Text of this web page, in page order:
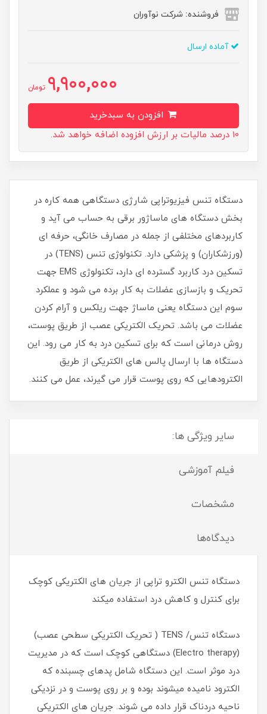
فروشنده: شرکت نوآوران
آماده ارسال
9,900,000 تومان
10 درصد مالیات بر ارزش افزوده اضافه خواهد شد.
دستگاه تنس فیزیوتراپی شارژی دستگاهی همه کاره در
بخش دستگاه های ماساژور برقی به حساب می آید و
کاربردهای مختلفی از جمله در مصارف خانگی، حرفه ای
(ورزشکاران) و پزشکی دارد. تکنولوژی تنس (TENS) در
تسکین درد کاربرد گسترده ای دارد، تکنولوژی EMS جهت
تحریک و بازسازی عضلات به کار برده می شود و عملکرد
سوم این دستگاه یعنی ماساژ جهت ریلکس و آرام کردن
عضلات می باشد. تحریک الکتریکی عصب از طریق پوست،
روش درمانی است که برای تسکین درد به کار می‌ رود. این
دستگاه‌ ها با ارسال پالس‌ های الکتریکی از طریق
الکترودهایی که روی پوست قرار می‌ گیرند، عمل می‌ کنند.
سایر ویژگی ها:
فیلم آموزشی
مشخصات
دیدگاه‌ها
دستگاه تنس الکترو تراپی از جریان های الکتریکی کوچک
برای کنترل و کاهش درد استفاده میکند
دستگاه تنس/ TENS ( تحریک الکتریکی سطحی عصب)
(Electro therapy) دستگاهی کوچک است که در مدیریت
درد موثر است. این دستگاه شامل پدهای چسبنده که
الکترود نامیده میشوند بوده و بر روی پوست و در نزدیکی
ناحیه دردناک قرار داده می شوند. جریان های الکتریکی